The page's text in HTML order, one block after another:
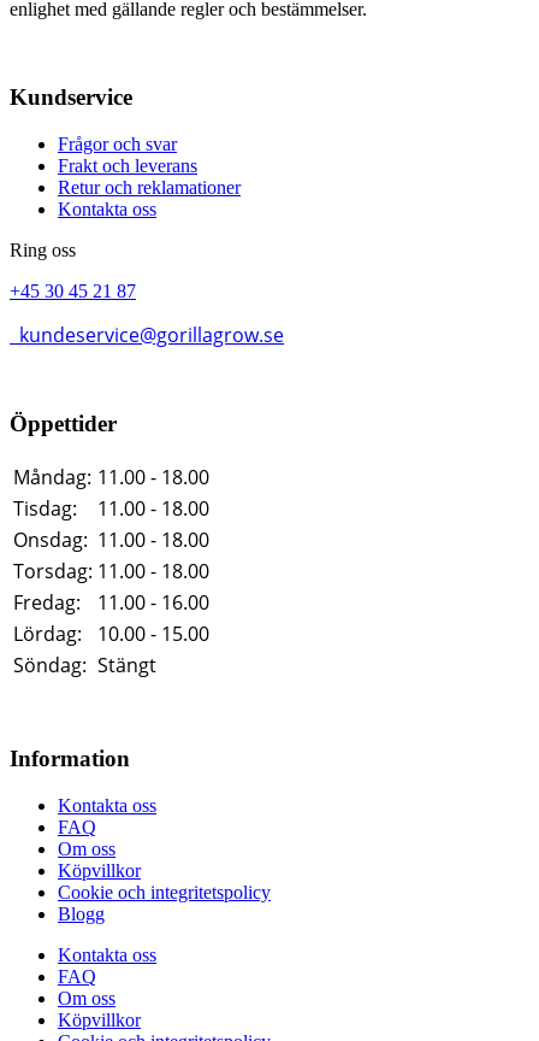
enlighet med gällande regler och bestämmelser.
Kundservice
Frågor och svar
Frakt och leverans
Retur och reklamationer
Kontakta oss
Ring oss
+45 30 45 21 87
kundeservice@gorillagrow.se
Öppettider
Måndag: 11.00 - 18.00
Tisdag:
11.00 - 18.00
Onsdag: 11.00 - 18.00
Torsdag: 11.00 - 18.00
Fredag:
11.00 - 16.00
Lördag:
10.00 - 15.00
Söndag: Stängt
Information
Kontakta oss
FAQ
Om oss
Köpvillkor
Cookie och integritetspolicy
Blogg
Kontakta oss
FAQ
Om oss
Köpvillkor